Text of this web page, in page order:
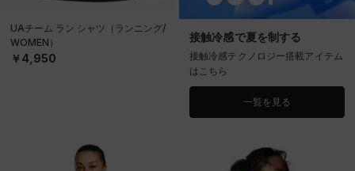
UAチーム ラン シャツ（ランニング/
WOMEN）
￥4,950
接触冷感で夏を制する
接触冷感テクノロジー搭載アイテム
はこちら
一覧を見る